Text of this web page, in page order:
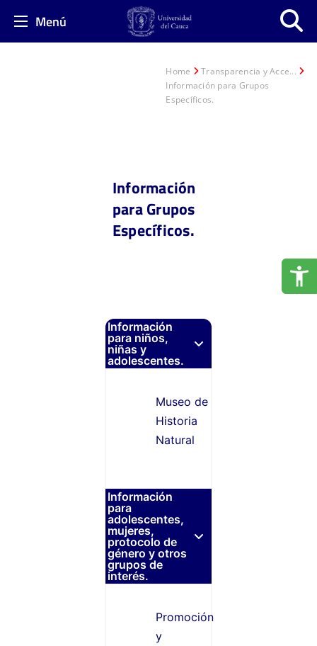
Menú
Home
Transparencia y Acce...
Información para Grupos
Específicos.
Información
para Grupos
Específicos.
Información
para niños,
niñas y
adolescentes.
Museo de
Historia
Natural
Información
para
adolescentes,
mujeres,
protocolo de
género y otros
grupos de
interés.
Promoción
y